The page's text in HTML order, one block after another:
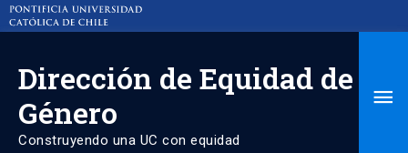
Dirección de Equidad de
Género
Construyendo una UC con equidad